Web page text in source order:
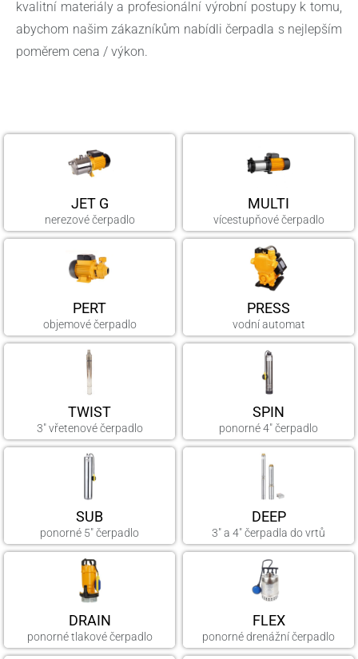
kvalitní materiály a profesionální výrobní postupy k tomu,
abychom našim zákazníkům nabídli čerpadla s nejlepším
poměrem cena / výkon.
JET G
nerezové čerpadlo
MULTI
vícestupňové čerpadlo
PERT
objemové čerpadlo
PRESS
vodní automat
TWIST
3" vřetenové čerpadlo
SPIN
ponorné 4" čerpadlo
SUB
ponorné 5" čerpadlo
DEEP
3" a 4" čerpadla do vrtů
DRAIN
ponorné tlakové čerpadlo
FLEX
ponorné drenážní čerpadlo